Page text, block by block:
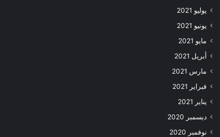
يوليو 2021
يونيو 2021
مايو 2021
أبريل 2021
مارس 2021
فبراير 2021
يناير 2021
ديسمبر 2020
نوفمبر 2020